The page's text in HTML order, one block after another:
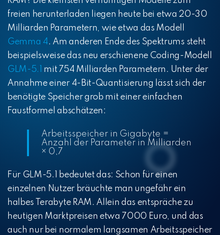
freien herunterladen liegen heute bei etwa 20-30
Milliarden Parametern, wie etwa das Modell
Gemma 4. Am anderen Ende des Spektrums steht
beispielsweise das neu erschienene Coding-Modell
GLM-5.1
mit 754 Milliarden Parametern. Unter der
Annahme einer 4-Bit-Quantisierung lässt sich der
benötigte Speicher grob mit einer einfachen
Faustformel abschätzen:
Arbeitsspeicher in Gigabyte =
Anzahl der Parameter in Milliarden
× 0,7
Für GLM-5.1 bedeutet das: Schon für einen
einzelnen Nutzer bräuchte man ungefähr ein
halbes Terabyte RAM. Allein das entspräche zu
heutigen Marktpreisen etwa 7000 Euro, und das
auch nur bei normalem langsamen Arbeitsspeicher